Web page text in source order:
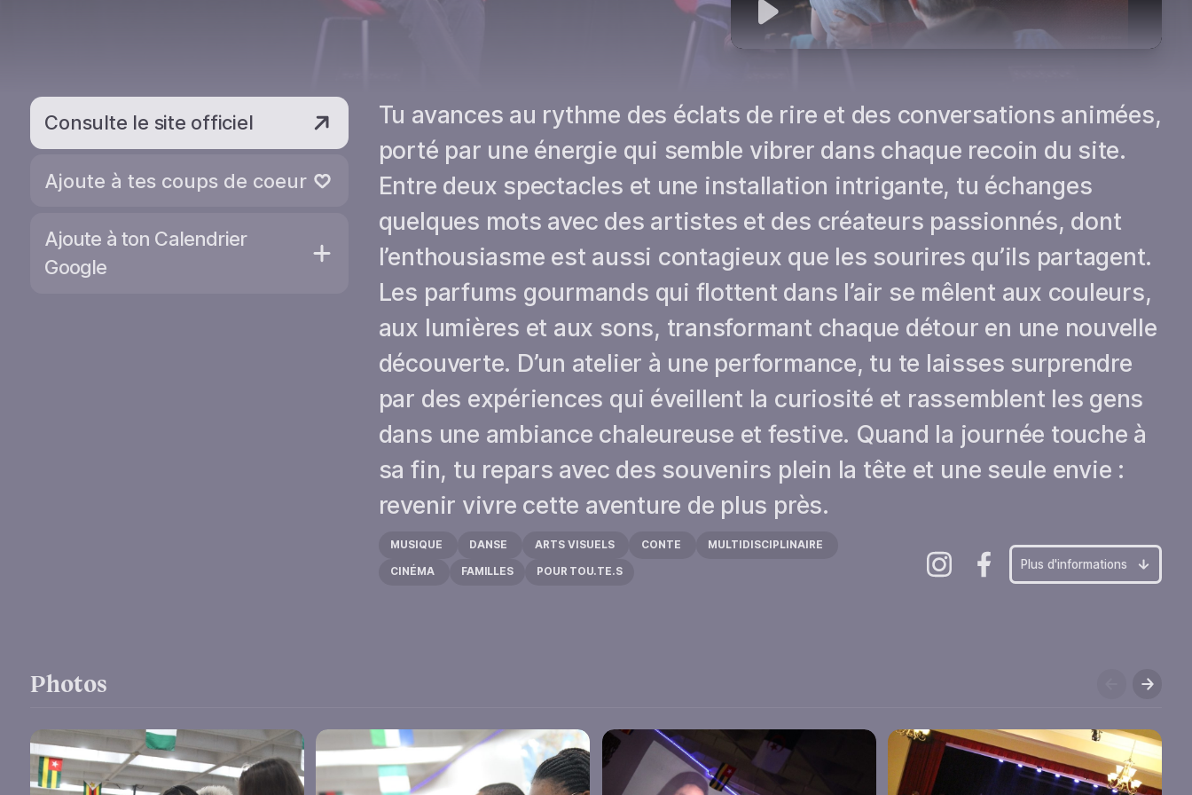
Consulte le site officiel
Ajoute à tes coups de coeur
Ajoute à ton Calendrier
Google
Tu avances au rythme des éclats de rire et des conversations animées,
porté par une énergie qui semble vibrer dans chaque recoin du site.
Entre deux spectacles et une installation intrigante, tu échanges
quelques mots avec des artistes et des créateurs passionnés, dont
l’enthousiasme est aussi contagieux que les sourires qu’ils partagent.
Les parfums gourmands qui flottent dans l’air se mêlent aux couleurs,
aux lumières et aux sons, transformant chaque détour en une nouvelle
découverte. D’un atelier à une performance, tu te laisses surprendre
par des expériences qui éveillent la curiosité et rassemblent les gens
dans une ambiance chaleureuse et festive. Quand la journée touche à
sa fin, tu repars avec des souvenirs plein la tête et une seule envie :
revenir vivre cette aventure de plus près.
MUSIQUE DANSE ARTS VISUELS CONTE MULTIDISCIPLINAIRE
CINÉMA FAMILLES POUR TOU.TE.S Plus d'informations
Photos